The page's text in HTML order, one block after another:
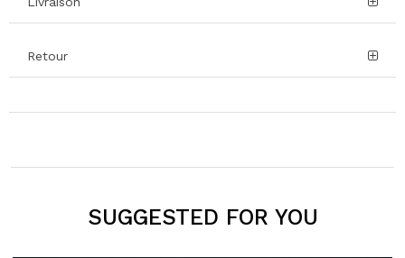
Retour
SUGGESTED FOR YOU